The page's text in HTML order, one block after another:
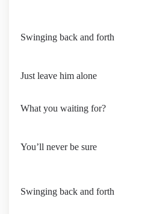
Swinging back and forth
Just leave him alone
What you waiting for?
You’ll never be sure
Swinging back and forth